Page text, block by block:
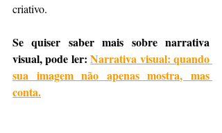
criativo.
Se quiser saber mais sobre narrativa
visual, pode ler: Narrativa visual: quando
sua imagem não apenas mostra, mas
conta.